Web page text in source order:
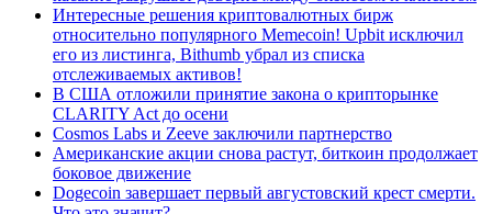
Интересные решения криптовалютных бирж
относительно популярного Memecoin! Upbit исключил
его из листинга, Bithumb убрал из списка
отслеживаемых активов!
В США отложили принятие закона о крипторынке
CLARITY Act до осени
Cosmos Labs и Zeeve заключили партнерство
Американские акции снова растут, биткоин продолжает
боковое движение
Dogecoin завершает первый августовский крест смерти.